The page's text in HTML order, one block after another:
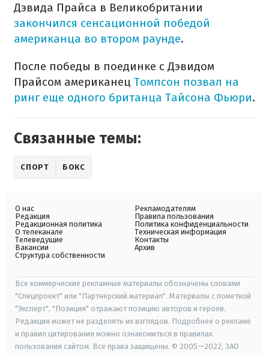
Дэвида Прайса в Великобритании
закончился сенсационной победой
американца во втором раунде.
После победы в поединке с Дэвидом
Прайсом американец Томпсон позвал на
ринг еще одного британца Тайсона Фьюри.
Связанные темы:
СПОРТ БОКС
О нас
Редакция
Редакционная политика
О телеканале
Телеведущие
Вакансии
Структура собственности
Рекламодателям
Правила пользования
Политика конфиденциальности
Техническая информация
Контакты
Архив
Все коммерческие рекламные материалы обозначены словами
"Спецпроект" или "Партнерский материал". Материалы с пометкой
"Эксперт", "Позиция" отражают позицию авторов и героев.
Редакция может не разделять их взглядов. Подробнее о рекламе
и правил цитирования можно ознакомиться в правилах
пользования сайтом. Все права защищены. © 2005—2022, ЗАО